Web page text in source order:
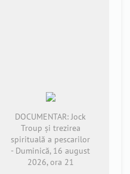
DOCUMENTAR: Jock
Troup și trezirea
spirituală a pescarilor
- Duminică, 16 august
2026, ora 21